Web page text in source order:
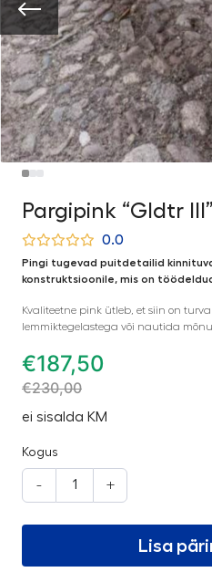
Pargipink “Gldtr III”
0.0
Pingi tugevad puitdetailid
konstruktsioonile, mis on
Kvaliteetne pink ütleb, et siin on
lemmiktegelastega või nautida
€187,50
€230,00
ei sisalda KM
Kogus
- +
Lisa